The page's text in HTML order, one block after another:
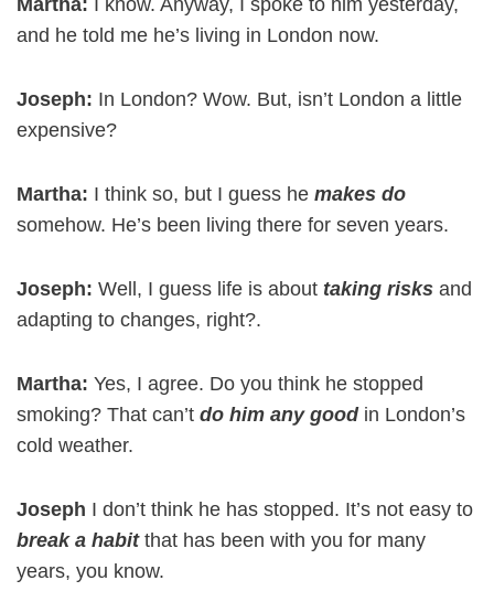
Martha:
I know. Anyway, I spoke to him yesterday,
and he told me he’s living in London now.
Joseph: In London? Wow. But, isn’t London a little
expensive?
Martha: I think so, but I guess he makes do
somehow. He’s been living there for seven years.
Joseph: Well, I guess life is about taking risks and
adapting to changes, right?.
Martha: Yes, I agree. Do you think he stopped
smoking? That can’t do him any goodin London’s
cold weather.
Joseph I don’t think he has stopped. It’s not easy to
break a habitthat has been with you for many
years, you know.